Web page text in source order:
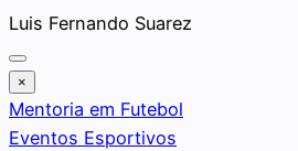
Pular
para
o
conteúdo
Luis Fernando Suarez
×
Mentoria em Futebol
Eventos Esportivos